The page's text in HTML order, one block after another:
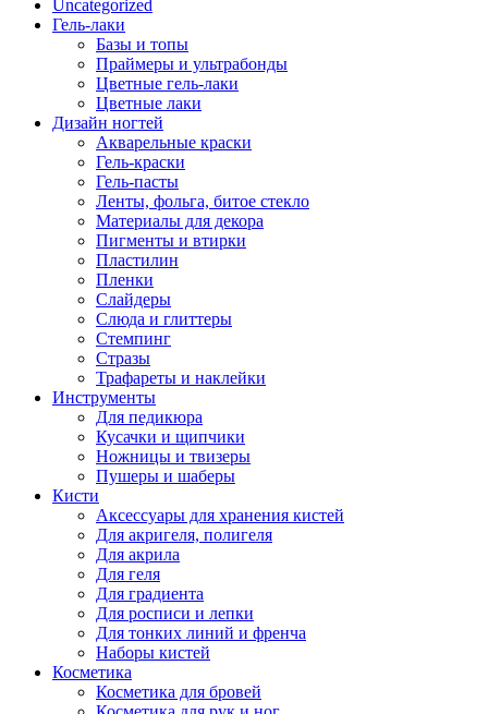
Uncategorized
Гель-лаки
Базы и топы
Праймеры и ультрабонды
Цветные гель-лаки
Цветные лаки
Дизайн ногтей
Акварельные краски
Гель-краски
Гель-пасты
Ленты, фольга, битое стекло
Материалы для декора
Пигменты и втирки
Пластилин
Пленки
Слайдеры
Слюда и глиттеры
Стемпинг
Стразы
Трафареты и наклейки
Инструменты
Для педикюра
Кусачки и щипчики
Ножницы и твизеры
Пушеры и шаберы
Кисти
Аксессуары для хранения кистей
Для акригеля, полигеля
Для акрила
Для геля
Для градиента
Для росписи и лепки
Для тонких линий и френча
Наборы кистей
Косметика
Косметика для бровей